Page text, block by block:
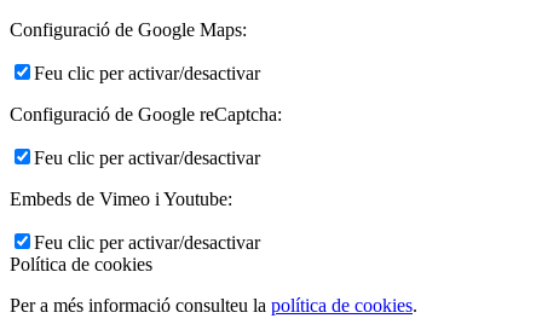
Configuració de Google Maps:
Feu clic per activar/desactivar
Configuració de Google reCaptcha:
Feu clic per activar/desactivar
Embeds de Vimeo i Youtube:
Feu clic per activar/desactivar
Política de cookies
Per a més informació consulteu la política de cookies.